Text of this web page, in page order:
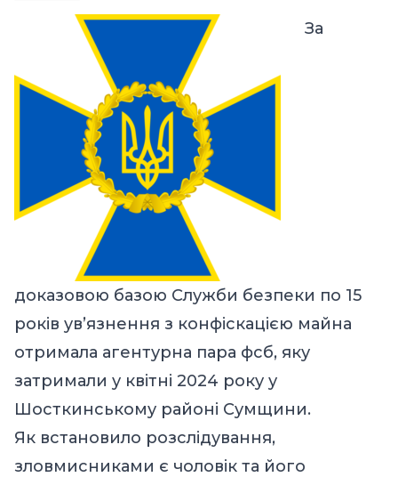
За
доказовою базою Служби безпеки по 15
років ув’язнення з конфіскацією майна
отримала агентурна пара фсб, яку
затримали у квітні 2024 року у
Шосткинському районі Сумщини.
Як встановило розслідування,
зловмисниками є чоловік та його